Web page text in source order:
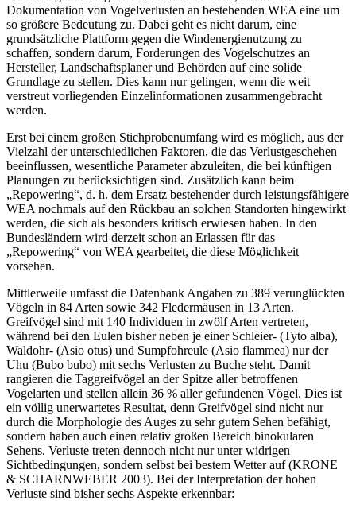
Dokumentation von Vogelverlusten an bestehenden WEA eine um
so größere Bedeutung zu. Dabei geht es nicht darum, eine
grundsätzliche Plattform gegen die Windenergienutzung zu
schaffen, sondern darum, Forderungen des Vogelschutzes an
Hersteller, Landschaftsplaner und Behörden auf eine solide
Grundlage zu stellen. Dies kann nur gelingen, wenn die weit
verstreut vorliegenden Einzelinformationen zusammengebracht
werden.
Erst bei einem großen Stichprobenumfang wird es möglich, aus der
Vielzahl der unterschiedlichen Faktoren, die das Verlustgeschehen
beeinflussen, wesentliche Parameter abzuleiten, die bei künftigen
Planungen zu berücksichtigen sind. Zusätzlich kann beim
„Repowering“, d. h. dem Ersatz bestehender durch leistungsfähigere
WEA nochmals auf den Rückbau an solchen Standorten hingewirkt
werden, die sich als besonders kritisch erwiesen haben. In den
Bundesländern wird derzeit schon an Erlassen für das
„Repowering“ von WEA gearbeitet, die diese Möglichkeit
vorsehen.
Mittlerweile umfasst die Datenbank Angaben zu 389 verunglückten
Vögeln in 84 Arten sowie 342 Fledermäusen in 13 Arten.
Greifvögel sind mit 140 Individuen in zwölf Arten vertreten,
während bei den Eulen bisher neben je einer Schleier- (Tyto alba),
Waldohr- (Asio otus) und Sumpfohreule (Asio flammea) nur der
Uhu (Bubo bubo) mit sechs Verlusten zu Buche steht. Damit
rangieren die Taggreifvögel an der Spitze aller betroffenen
Vogelarten und stellen allein 36 % aller gefundenen Vögel. Dies ist
ein völlig unerwartetes Resultat, denn Greifvögel sind nicht nur
durch die Morphologie des Auges zu sehr gutem Sehen befähigt,
sondern haben auch einen relativ großen Bereich binokularen
Sehens. Verluste treten dennoch nicht nur unter widrigen
Sichtbedingungen, sondern selbst bei bestem Wetter auf (KRONE
& SCHARNWEBER 2003). Bei der Interpretation der hohen
Verluste sind bisher sechs Aspekte erkennbar: